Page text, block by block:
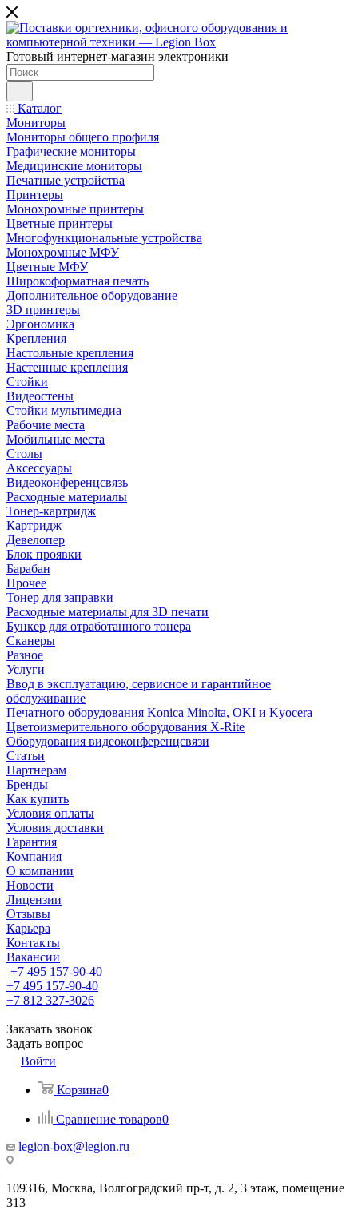
Готовый интернет-магазин электроники
Каталог
Мониторы
Мониторы общего профиля
Графические мониторы
Медицинские мониторы
Печатные устройства
Принтеры
Моноxромныe принтеры
Цвeтныe принтеры
Многофункциональные устройства
Монохромные МФУ
Цветные МФУ
Широкоформатная печать
Дополнительное оборудование
3D принтеры
Эргономика
Крепления
Настольные крепления
Настенные крепления
Стойки
Видеостены
Стойки мультимедиа
Рабочие места
Мобильные места
Столы
Аксессуары
Видеоконференцсвязь
Расходные материалы
Тонер-картридж
Картридж
Девелопер
Блок проявки
Барабан
Прочее
Тонер для заправки
Расходные материалы для 3D печати
Бункер для отработанного тонера
Сканеры
Разное
Услуги
Ввод в эксплуатацию, сервисное и гарантийное
обслуживание
Печатного оборудования Konica Minolta, OKI и Kyocera
Цветоизмерительного оборудования X-Rite
Оборудования видеоконференцсвязи
Статьи
Партнерам
Бренды
Как купить
Условия оплаты
Условия доставки
Гарантия
Компания
О компании
Новости
Лицензии
Отзывы
Карьера
Контакты
Вакансии
+7 495 157-90-40
+7 495 157-90-40
+7 812 327-3026
Заказать звонок
Задать вопрос
Войти
Корзина0
Сравнение товаров0
legion-box@legion.ru
109316, Москва, Волгоградский пр-т, д. 2, 3 этаж, помещение
313